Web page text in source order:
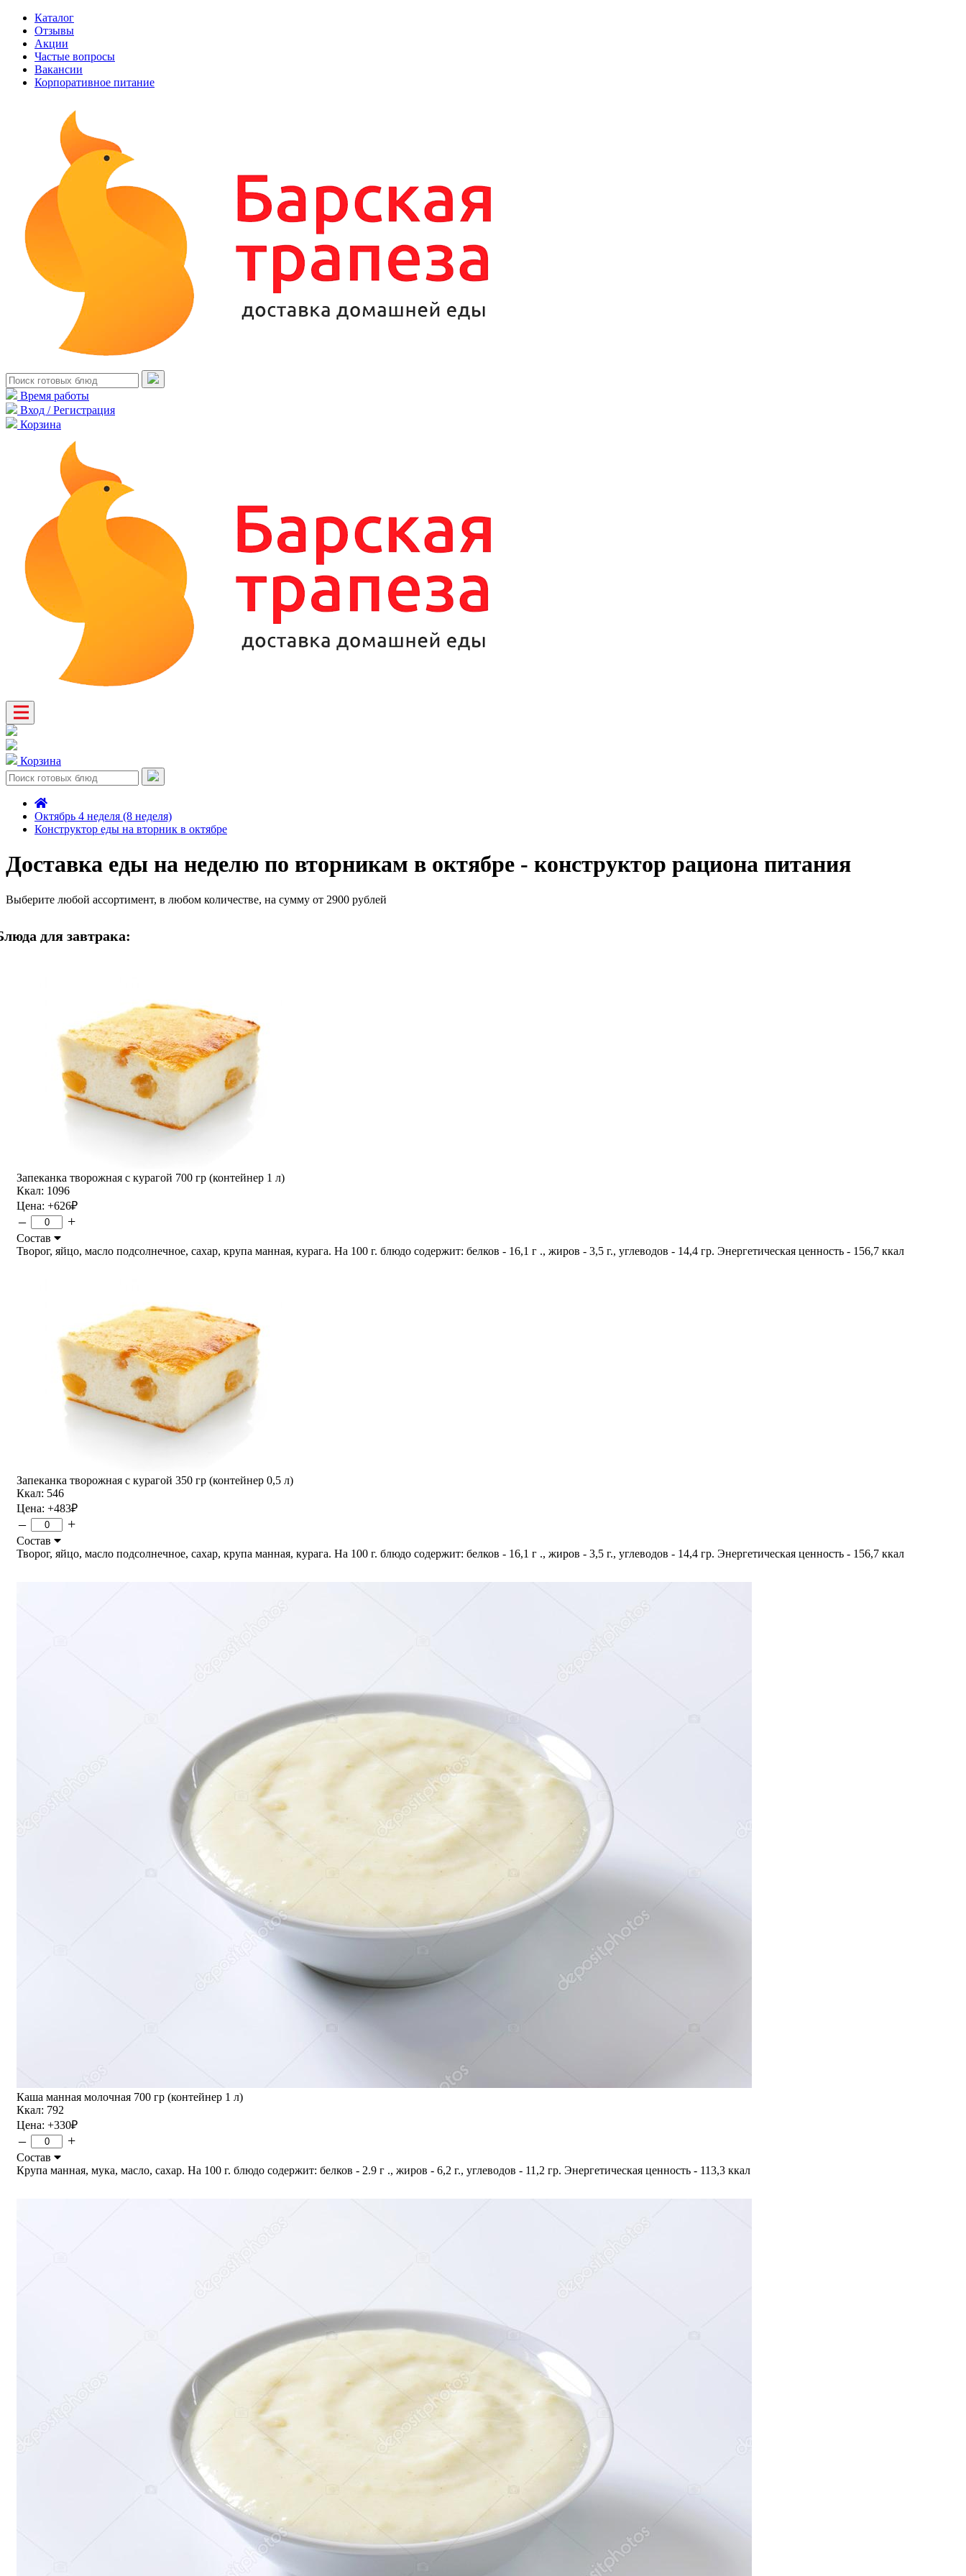
Каталог
Отзывы
Акции
Частые вопросы
Вакансии
Корпоративное питание
Время работы
Вход / Регистрация
Корзина
Корзина
Октябрь 4 неделя (8 неделя)
Конструктор еды на вторник в октябре
Доставка еды на неделю по вторникам в октябре - конструктор рациона питания
Выберите любой ассортимент, в любом количестве, на сумму от 2900 рублей
для завтрака:
Запеканка творожная с курагой 700 гр (контейнер 1 л)
Ккал: 1096
Цена: +626₽
– +
Состав
Творог, яйцо, масло подсолнечное, сахар, крупа манная, курага. На 100 г. блюдо содержит: белков - 16,1 г ., жиров - 3,5 г., углеводов - 14,4 гр. Энергетическая ценность - 156,7 ккал
Запеканка творожная с курагой 350 гр (контейнер 0,5 л)
Ккал: 546
Цена: +483₽
– +
Состав
Творог, яйцо, масло подсолнечное, сахар, крупа манная, курага. На 100 г. блюдо содержит: белков - 16,1 г ., жиров - 3,5 г., углеводов - 14,4 гр. Энергетическая ценность - 156,7 ккал
Каша манная молочная 700 гр (контейнер 1 л)
Ккал: 792
Цена: +330₽
– +
Состав
Крупа манная, мука, масло, сахар. На 100 г. блюдо содержит: белков - 2.9 г ., жиров - 6,2 г., углеводов - 11,2 гр. Энергетическая ценность - 113,3 ккал